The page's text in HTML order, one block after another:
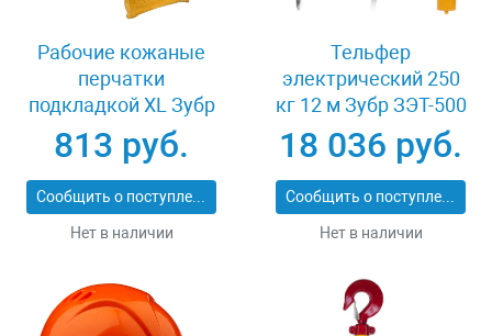
Рабочие кожаные
перчатки
подкладкой XL Зубр
МАСТЕР 1135-XL
813 руб.
Сообщить о поступлении
Нет в наличии
Тельфер
электрический 250
кг 12 м Зубр ЗЭТ-500
18 036 руб.
Сообщить о поступлении
Нет в наличии